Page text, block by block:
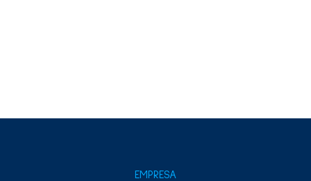
EMPRESA